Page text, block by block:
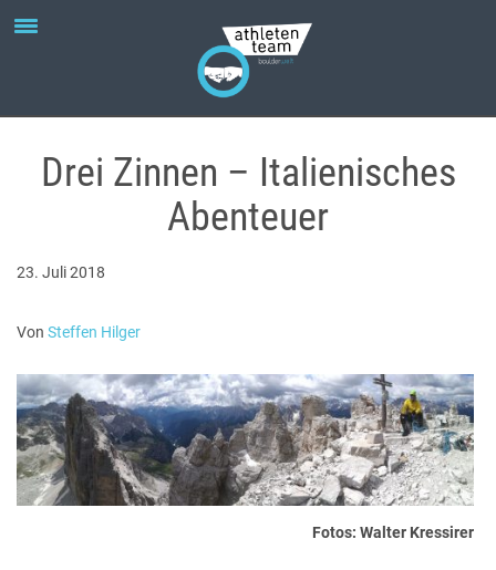
Drei Zinnen – Italienisches
Abenteuer
23. Juli 2018
Von Steffen Hilger
Fotos: Walter Kressirer